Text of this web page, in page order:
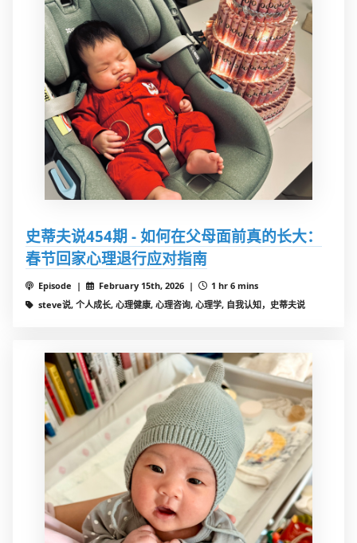
史蒂夫说454期 - 如何在父母面前真的长大：
春节回家心理退行应对指南
Episode | February 15th, 2026 |
1 hr 6 mins
steve说, 个人成长, 心理健康, 心理咨询, 心理学, 自我认知，史蒂夫说